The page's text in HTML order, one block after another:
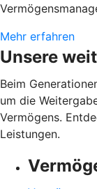
Mehr erfahren
Unsere
Beim
um die
Vermögens.
Leistungen.